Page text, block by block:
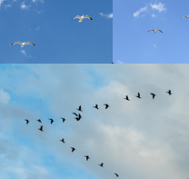
photo photo